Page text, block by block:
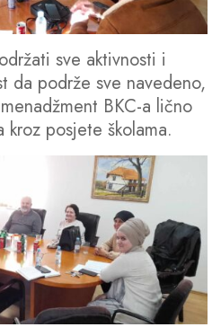
sve aktivnosti i
da podrže sve navedeno,
BKC-a lično
posjete školama.